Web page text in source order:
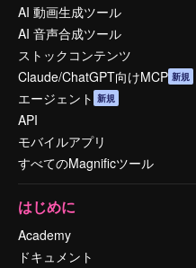
AI 動画生成ツール
AI 音声合成ツール
ストックコンテンツ
Claude/ChatGPT向けMCP 新規
エージェント 新規
API
モバイルアプリ
すべてのMagnificツール
はじめに
Academy
ドキュメント